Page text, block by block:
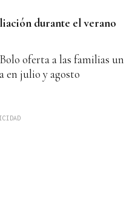
durante el verano
oferta a las familias un
en julio y agosto